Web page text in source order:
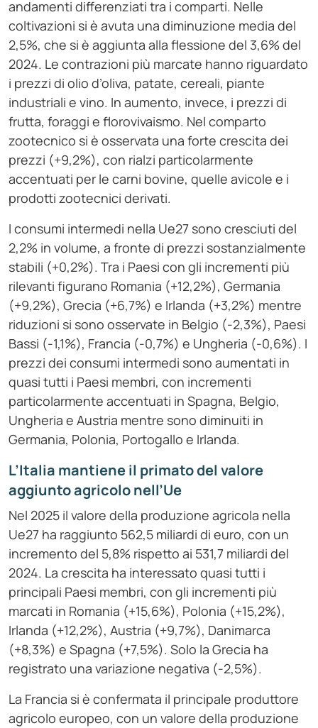
andamenti differenziati tra i comparti. Nelle
coltivazioni si è avuta una diminuzione media del
2,5%, che si è aggiunta alla flessione del 3,6% del
2024. Le contrazioni più marcate hanno riguardato
i prezzi di olio d’oliva, patate, cereali, piante
industriali e vino. In aumento, invece, i prezzi di
frutta, foraggi e florovivaismo. Nel comparto
zootecnico si è osservata una forte crescita dei
prezzi (+9,2%), con rialzi particolarmente
accentuati per le carni bovine, quelle avicole e i
prodotti zootecnici derivati.
I consumi intermedi nella Ue27 sono cresciuti del
2,2% in volume, a fronte di prezzi sostanzialmente
stabili (+0,2%). Tra i Paesi con gli incrementi più
rilevanti figurano Romania (+12,2%), Germania
(+9,2%), Grecia (+6,7%) e Irlanda (+3,2%) mentre
riduzioni si sono osservate in Belgio (-2,3%), Paesi
Bassi (-1,1%), Francia (-0,7%) e Ungheria (-0,6%). I
prezzi dei consumi intermedi sono aumentati in
quasi tutti i Paesi membri, con incrementi
particolarmente accentuati in Spagna, Belgio,
Ungheria e Austria mentre sono diminuiti in
Germania, Polonia, Portogallo e Irlanda.
L’Italia mantiene il primato del valore
aggiunto agricolo nell’Ue
Nel 2025 il valore della produzione agricola nella
Ue27 ha raggiunto 562,5 miliardi di euro, con un
incremento del 5,8% rispetto ai 531,7 miliardi del
2024. La crescita ha interessato quasi tutti i
principali Paesi membri, con gli incrementi più
marcati in Romania (+15,6%), Polonia (+15,2%),
Irlanda (+12,2%), Austria (+9,7%), Danimarca
(+8,3%) e Spagna (+7,5%). Solo la Grecia ha
registrato una variazione negativa (-2,5%).
La Francia si è confermata il principale produttore
agricolo europeo, con un valore della produzione